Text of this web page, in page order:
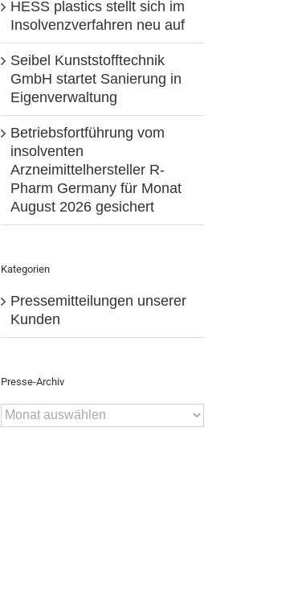
HESS plastics stellt sich im
Insolvenzverfahren neu auf
Seibel Kunststofftechnik
GmbH startet Sanierung in
Eigenverwaltung
Betriebsfortführung vom
insolventen
Arzneimittelhersteller R-
Pharm Germany für Monat
August 2026 gesichert
Kategorien
Pressemitteilungen unserer
Kunden
Presse-Archiv
Presse-
Archiv